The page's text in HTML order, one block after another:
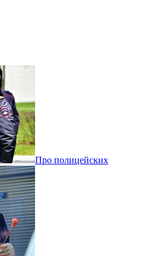
Про полицейских